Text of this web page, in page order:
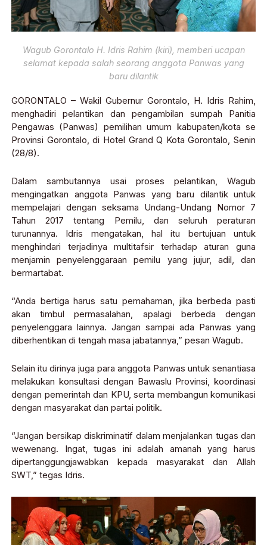
Wagub Gorontalo H. Idris Rahim (kiri), memberi ucapan
selamat kepada salah seorang anggota Panwas yang
baru dilantik
GORONTALO – Wakil Gubernur Gorontalo, H. Idris Rahim,
menghadiri pelantikan dan pengambilan sumpah Panitia
Pengawas (Panwas) pemilihan umum kabupaten/kota se
Provinsi Gorontalo, di Hotel Grand Q Kota Gorontalo, Senin
(28/8).
Dalam sambutannya usai proses pelantikan, Wagub
mengingatkan anggota Panwas yang baru dilantik untuk
mempelajari dengan seksama Undang-Undang Nomor 7
Tahun 2017 tentang Pemilu, dan seluruh peraturan
turunannya. Idris mengatakan, hal itu bertujuan untuk
menghindari terjadinya multitafsir terhadap aturan guna
menjamin penyelenggaraan pemilu yang jujur, adil, dan
bermartabat.
“Anda bertiga harus satu pemahaman, jika berbeda pasti
akan timbul permasalahan, apalagi berbeda dengan
penyelenggara lainnya. Jangan sampai ada Panwas yang
diberhentikan di tengah masa jabatannya,” pesan Wagub.
Selain itu dirinya juga para anggota Panwas untuk senantiasa
melakukan konsultasi dengan Bawaslu Provinsi, koordinasi
dengan pemerintah dan KPU, serta membangun komunikasi
dengan masyarakat dan partai politik.
“Jangan bersikap diskriminatif dalam menjalankan tugas dan
wewenang. Ingat, tugas ini adalah amanah yang harus
dipertanggungjawabkan kepada masyarakat dan Allah
SWT,” tegas Idris.